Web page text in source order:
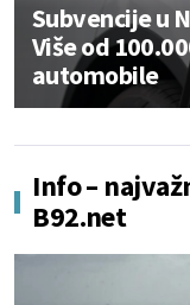
Subvencije u
Više od
automobile
Info –
B92.net